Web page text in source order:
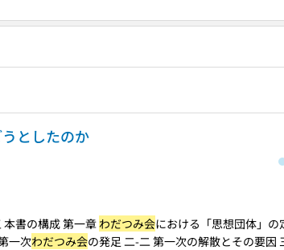
としたのか
本書の構成 第一章わだつみ会における「思想団体」の
一次わだつみ会の発足 二-二 第一次の解散とその要因